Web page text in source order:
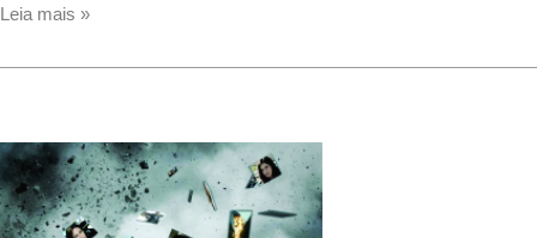
Paper
documentário
Leia mais »